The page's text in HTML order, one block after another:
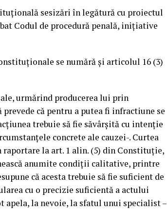
sesizări în legătură cu proiectul
Codul de procedură penală, iniţiative
se numără şi articolul 16 (3)
urmărind producerea lui prin
că pentru a putea fi infractiune se
trebuie să fie săvârşită cu intenţie
concrete ale cauzei-. Curtea
la art. 1 alin. (5) din Constituţie,
anumite condiţii calitative, printre
că acesta trebuie să fie suficient de
cu o precizie suficientă a actului
la nevoie, la sfatul unui specialist –